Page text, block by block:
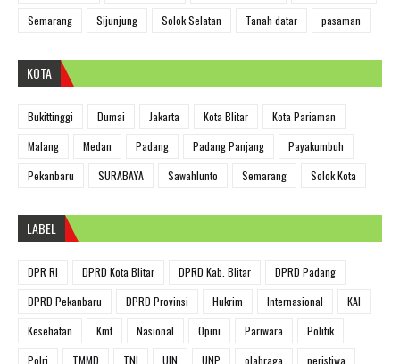
Semarang
Sijunjung Solok Selatan Tanah datar pasaman
KOTA
Bukittinggi Dumai Jakarta Kota Blitar
Kota Pariaman
Malang
Medan Padang Padang Panjang
Payakumbuh
Pekanbaru
SURABAYA Sawahlunto Semarang Solok Kota
LABEL
DPR RI DPRD Kota Blitar DPRD Kab. Blitar
DPRD Padang
DPRD Pekanbaru
DPRD Provinsi Hukrim Internasional
KAI
Kesehatan
Kmf Nasional Opini Pariwara
Politik
Polri
TMMD TNI UIN UNP olahraga peristiwa